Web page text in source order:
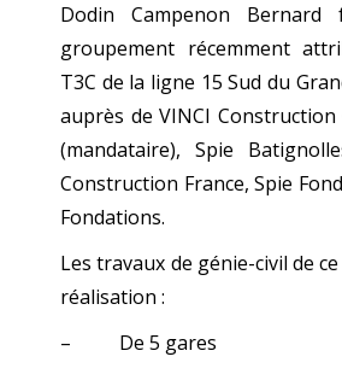
Dodin Campenon
groupement récemment
T3C de la ligne 15 Sud du
auprès de VINCI
(mandataire), Spie
Construction France, Spie
Fondations.
Les travaux de génie-civil de
réalisation :
– De 5 gares